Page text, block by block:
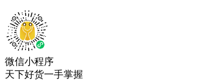
微信小程序
天下好货一手掌握